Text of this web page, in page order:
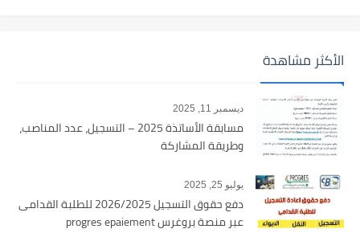
الأكثر مشاهدة
ديسمبر 11, 2025
مسابقة الأساتذة 2025 – التسجيل، عدد المناصب،
وطريقة المشاركة
يوليو 25, 2025
دفع حقوق التسجيل 2026/2025 للطلبة القدامى
عبر منصة بروغرس progres epaiement